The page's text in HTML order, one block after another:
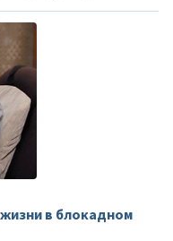
в блокадном